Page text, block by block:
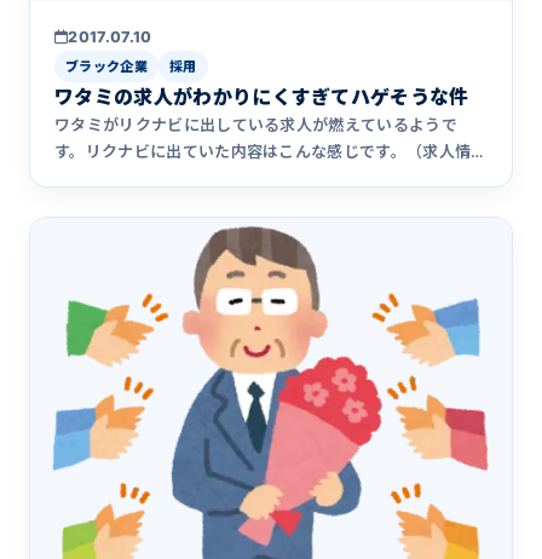
2017.07.10
ブラック企業 採用
ワタミの求人がわかりにくすぎてハゲそうな件
ワタミがリクナビに出している求人が燃えているようで
す。リクナビに出ていた内容はこんな感じです。（求人情報